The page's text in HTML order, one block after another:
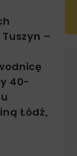
–
40-
Łódź,